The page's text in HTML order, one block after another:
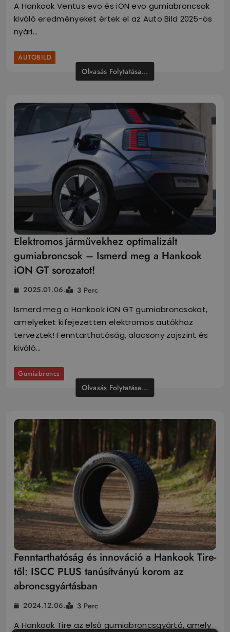
A Hankook Ventus evo és iON evo gumiabroncsok
kiváló eredményeket értek el az Auto Bild 2025-ös
nyári…
AUTOBILD
Olvasás Folytatása...
Elektromos járművekhez optimalizált
gumiabroncsok – Ismerd meg a Hankook
iON GT sorozatot!
2025.01.06. 3 Perc
Ismerd meg a Hankook iON GT gumiabroncsokat,
amelyeket kifejezetten elektromos autókhoz
terveztek! Fenntarthatóság, alacsony zajszint és
kiváló…
Gumiabroncs
Olvasás Folytatása...
Fenntarthatóság és innováció a Hankook Tire-
től: ISCC PLUS tanúsítványú korom az
abroncsgyártásban
2024.12.06. 3 Perc
A Hankook Tire az első gumiabroncsgyártó, amely